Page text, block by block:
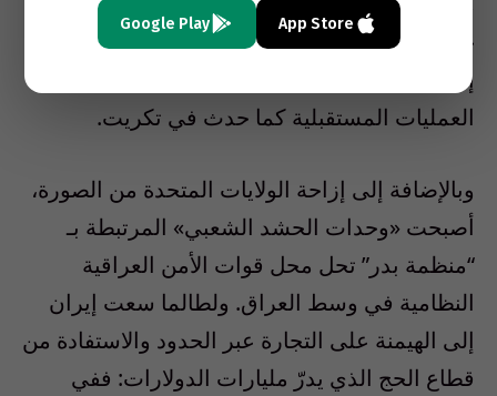
جانب التحالف الذي تتزعمه الولايات المتحدة أو ما
إذا كانت ستسعى للحلول محل الدعم الغربي في
العمليات المستقبلية كما حدث في تكريت.
وبالإضافة إلى إزاحة الولايات المتحدة من الصورة،
أصبحت «وحدات الحشد الشعبي» المرتبطة بـ
“منظمة بدر” تحل محل قوات الأمن العراقية
النظامية في وسط العراق. ولطالما سعت إيران
إلى الهيمنة على التجارة عبر الحدود والاستفادة من
قطاع الحج الذي يدرّ مليارات الدولارات: ففي
App Store
Google Play